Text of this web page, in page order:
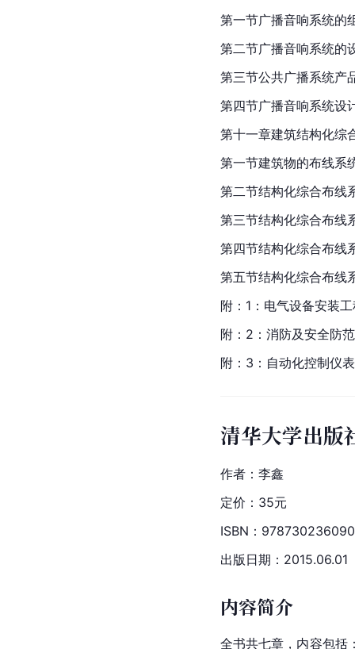
第一节广播音响系统的
第二节广播音响系统的
第三节公共广播系统产
第四节广播音响系统设
第十一章建筑结构化综
第一节建筑物的布线系
第二节结构化综合布线
第三节结构化综合布线
第四节结构化综合布线
第五节结构化综合布线
附：1：电气设备安装
附：2：消防及安全防
附：3：自动化控制仪
清华大学出版
作者：李鑫
定价：35元
ISBN：
出版日期：2015.06.01
内容简介
全书共七章，内容包括